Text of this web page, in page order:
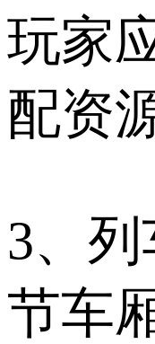
玩家
配资
3、
节车